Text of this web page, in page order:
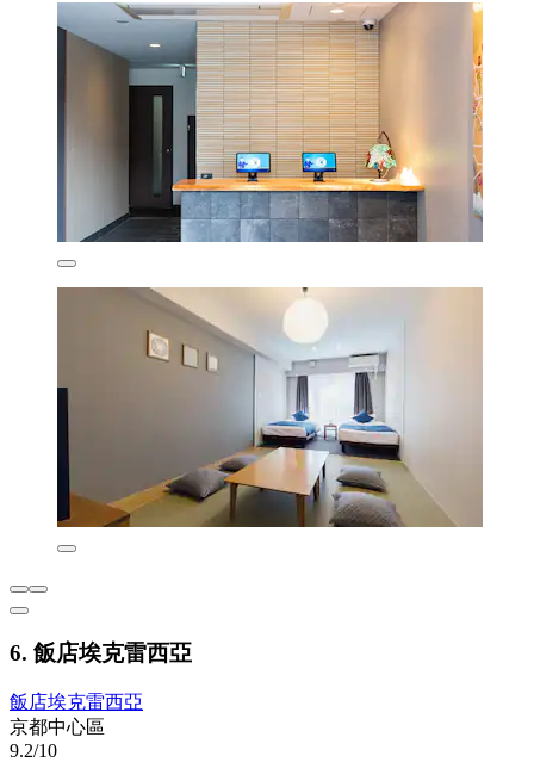
6. 飯店埃克雷西亞
飯店埃克雷西亞
京都中心區
9.2/10